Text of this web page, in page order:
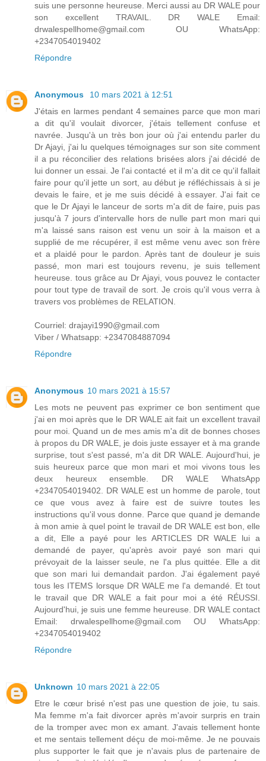
suis une personne heureuse. Merci aussi au DR WALE pour
son excellent TRAVAIL. DR WALE Email:
drwalespellhome@gmail.com OU WhatsApp:
+2347054019402
Répondre
Anonymous
10 mars 2021 à 12:51
J'étais en larmes pendant 4 semaines parce que mon mari
a dit qu'il voulait divorcer, j'étais tellement confuse et
navrée. Jusqu'à un très bon jour où j'ai entendu parler du
Dr Ajayi, j'ai lu quelques témoignages sur son site comment
il a pu réconcilier des relations brisées alors j'ai décidé de
lui donner un essai. Je l'ai contacté et il m'a dit ce qu'il fallait
faire pour qu'il jette un sort, au début je réfléchissais à si je
devais le faire, et je me suis décidé à essayer. J'ai fait ce
que le Dr Ajayi le lanceur de sorts m'a dit de faire, puis pas
jusqu'à 7 jours d'intervalle hors de nulle part mon mari qui
m'a laissé sans raison est venu un soir à la maison et a
supplié de me récupérer, il est même venu avec son frère
et a plaidé pour le pardon. Après tant de douleur je suis
passé, mon mari est toujours revenu, je suis tellement
heureuse. tous grâce au Dr Ajayi, vous pouvez le contacter
pour tout type de travail de sort. Je crois qu'il vous verra à
travers vos problèmes de RELATION.
Courriel: drajayi1990@gmail.com
Viber / Whatsapp: +2347084887094
Répondre
Anonymous 10 mars 2021 à 15:57
Les mots ne peuvent pas exprimer ce bon sentiment que
j'ai en moi après que le DR WALE ait fait un excellent travail
pour moi. Quand un de mes amis m'a dit de bonnes choses
à propos du DR WALE, je dois juste essayer et à ma grande
surprise, tout s'est passé, m'a dit DR WALE. Aujourd'hui, je
suis heureux parce que mon mari et moi vivons tous les
deux heureux ensemble. DR WALE WhatsApp
+2347054019402. DR WALE est un homme de parole, tout
ce que vous avez à faire est de suivre toutes les
instructions qu'il vous donne. Parce que quand je demande
à mon amie à quel point le travail de DR WALE est bon, elle
a dit, Elle a payé pour les ARTICLES DR WALE lui a
demandé de payer, qu'après avoir payé son mari qui
prévoyait de la laisser seule, ne l'a plus quittée. Elle a dit
que son mari lui demandait pardon. J'ai également payé
tous les ITEMS lorsque DR WALE me l'a demandé. Et tout
le travail que DR WALE a fait pour moi a été RÉUSSI.
Aujourd'hui, je suis une femme heureuse. DR WALE contact
Email: drwalespellhome@gmail.com OU WhatsApp:
+2347054019402
Répondre
Unknown 10 mars 2021 à 22:05
Etre le cœur brisé n'est pas une question de joie, tu sais.
Ma femme m'a fait divorcer après m'avoir surpris en train
de la tromper avec mon ex amant. J'avais tellement honte
et me sentais tellement déçu de moi-même. Je ne pouvais
plus supporter le fait que je n'avais plus de partenaire de